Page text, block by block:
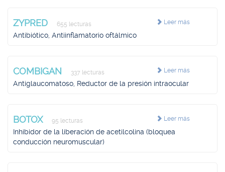
Leer más
ZYPRED 655 lecturas
Antibiótico, Antiinflamatorio oftálmico
Leer más
COMBIGAN 337 lecturas
Antiglaucomatoso, Reductor de la presión intraocular
Leer más
BOTOX 95 lecturas
Inhibidor de la liberación de acetilcolina (bloquea
conducción neuromuscular)